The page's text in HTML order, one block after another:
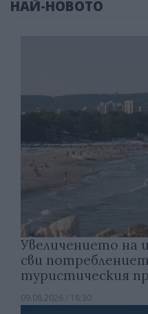
НАЙ-НОВОТО
Увеличението на
сви
туристическия
09.08.2026 / 18:30